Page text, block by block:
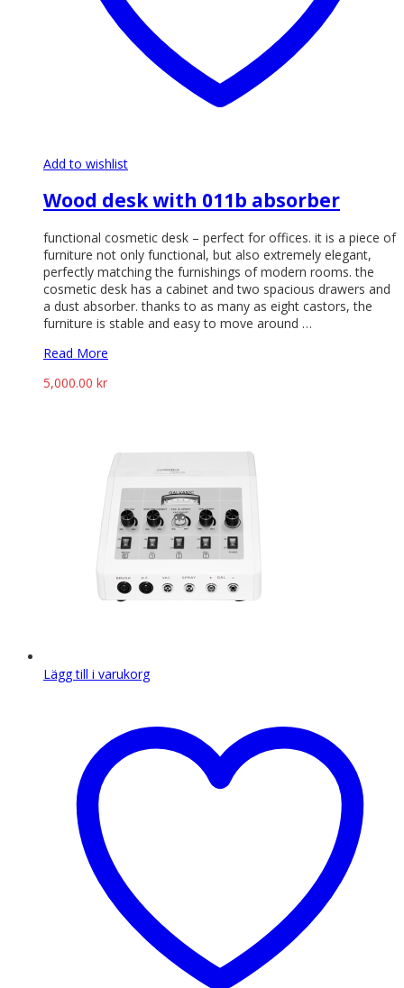
Add to wishlist
Wood desk with 011b absorber
functional cosmetic desk – perfect for offices. it is a piece of
furniture not only functional, but also extremely elegant,
perfectly matching the furnishings of modern rooms. the
cosmetic desk has a cabinet and two spacious drawers and
a dust absorber. thanks to as many as eight castors, the
furniture is stable and easy to move around …
Read More
5,000.00 kr
Lägg till i varukorg